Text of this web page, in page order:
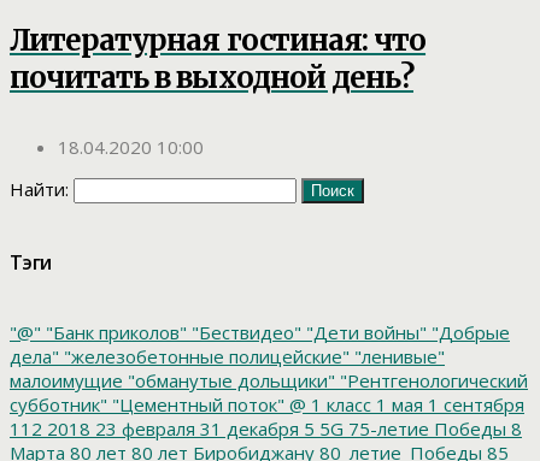
Литературная гостиная: что
почитать в выходной день?
18.04.2020 10:00
Найти:
Тэги
"@" "Банк приколов" "Бествидео" "Дети войны" "Добрые
дела" "железобетонные полицейские" "ленивые"
малоимущие "обманутые дольщики" "Рентгенологический
субботник" "Цементный поток" @ 1 класс 1 мая 1 сентября
112 2018 23 февраля 31 декабря 5 5G 75-летие Победы 8
Марта 80 лет 80 лет Биробиджану 80_летие_Победы 85